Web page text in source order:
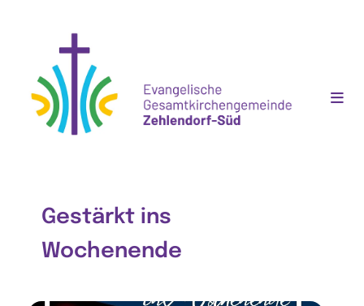
Gestärkt ins
Wochenende